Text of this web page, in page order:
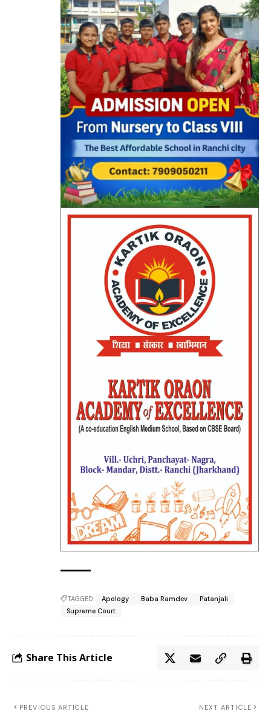
TAGGED: Apology Baba Ramdev
Patanjali
Supreme Court
Share This Article
PREVIOUS ARTICLE NEXT ARTICLE